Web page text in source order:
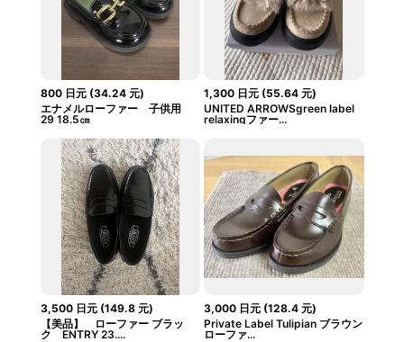
800 日元(34.24 元)
エナメルローファー 子供用
29 18.5㎝
1,300 日元 (55.64 元)
UNITED ARROWSgreen label
relaxingファー...
3,500 日元(149.8 元)
【美品】 ローファー ブラッ
ク ENTRY 23....
3,000 日元 (128.4 元)
Private Label Tulipian ブラウン
ローファ...